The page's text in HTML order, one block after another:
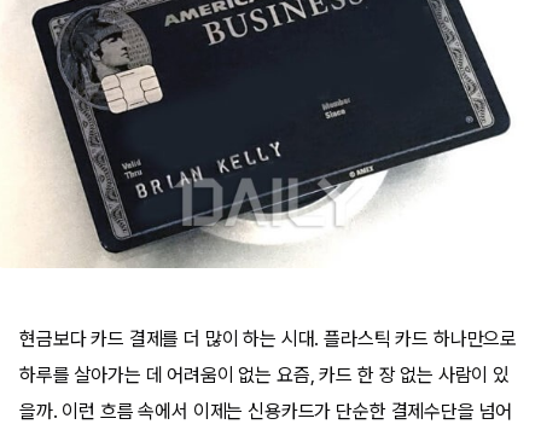
현금보다 카드 결제를 더 많이 하는 시대. 플라스틱 카드 하나만으로
하루를 살아가는 데 어려움이 없는 요즘, 카드 한 장 없는 사람이 있
을까. 이런 흐름 속에서 이제는 신용카드가 단순한 결제수단을 넘어